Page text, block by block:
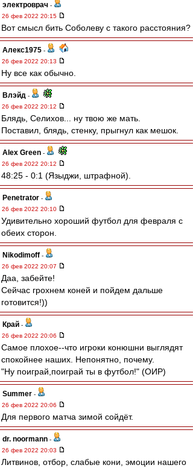
электроврач -
26 фев 2022 20:15
Вот смысл бить Соболеву с такого расстояния?
Алекс1975 -
26 фев 2022 20:13
Ну все как обычно.
Влэйд -
26 фев 2022 20:12
Блядь, Селихов... ну твою же мать.
Поставил, блядь, стенку, прыгнул как мешок.
Alex Green -
26 фев 2022 20:12
48:25 - 0:1 (Языджи, штрафной).
Penetrator -
26 фев 2022 20:10
Удивительно хороший футбол для февраля с
обеих сторон.
Nikodimoff -
26 фев 2022 20:07
Даа, забейте!
Сейчас грохнем коней и пойдем дальше
готовится!))
Край -
26 фев 2022 20:06
Самое плохое--что игроки конюшни выглядят
спокойнее наших. Непонятно, почему.
"Ну поиграй,поиграй ты в футбол!" (ОИР)
Summer -
26 фев 2022 20:06
Для первого матча зимой сойдёт.
dr. noormann -
26 фев 2022 20:03
Литвинов, отбор, слабые кони, эмоции нашего